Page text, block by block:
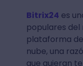
Bitrix24 es
populares
plataforma
nube, una
que quieran